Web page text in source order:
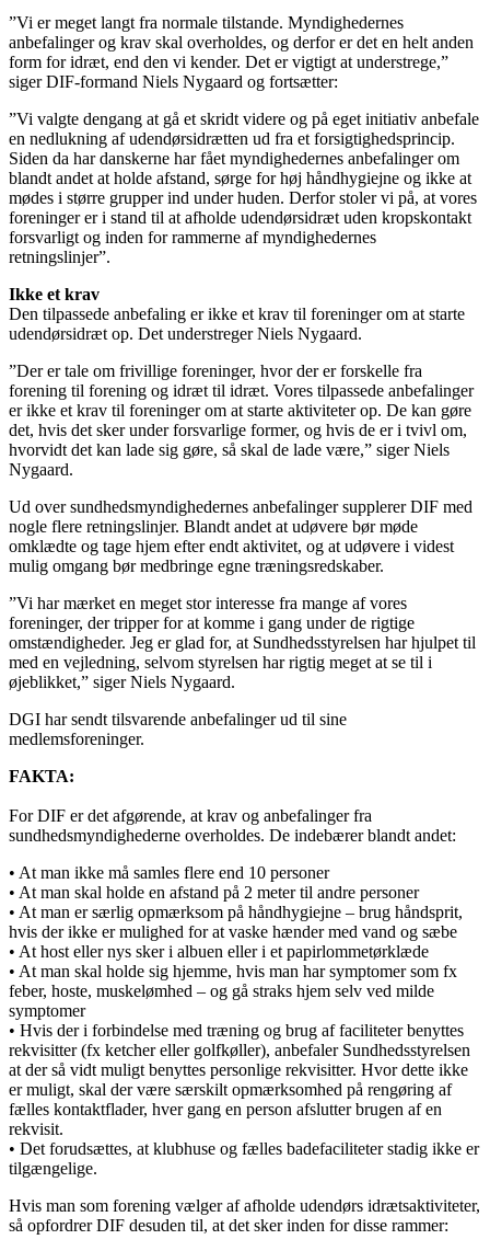
”Vi er meget langt fra normale tilstande. Myndighedernes
anbefalinger og krav skal overholdes, og derfor er det en helt anden
form for idræt, end den vi kender. Det er vigtigt at understrege,”
siger DIF-formand Niels Nygaard og fortsætter:
”Vi valgte dengang at gå et skridt videre og på eget initiativ anbefale
en nedlukning af udendørsidrætten ud fra et forsigtighedsprincip.
Siden da har danskerne har fået myndighedernes anbefalinger om
blandt andet at holde afstand, sørge for høj håndhygiejne og ikke at
mødes i større grupper ind under huden. Derfor stoler vi på, at vores
foreninger er i stand til at afholde udendørsidræt uden kropskontakt
forsvarligt og inden for rammerne af myndighedernes
retningslinjer”.
Ikke et krav
Den tilpassede anbefaling er ikke et krav til foreninger om at starte
udendørsidræt op. Det understreger Niels Nygaard.
”Der er tale om frivillige foreninger, hvor der er forskelle fra
forening til forening og idræt til idræt. Vores tilpassede anbefalinger
er ikke et krav til foreninger om at starte aktiviteter op. De kan gøre
det, hvis det sker under forsvarlige former, og hvis de er i tvivl om,
hvorvidt det kan lade sig gøre, så skal de lade være,” siger Niels
Nygaard.
Ud over sundhedsmyndighedernes anbefalinger supplerer DIF med
nogle flere retningslinjer. Blandt andet at udøvere bør møde
omklædte og tage hjem efter endt aktivitet, og at udøvere i videst
mulig omgang bør medbringe egne træningsredskaber.
”Vi har mærket en meget stor interesse fra mange af vores
foreninger, der tripper for at komme i gang under de rigtige
omstændigheder. Jeg er glad for, at Sundhedsstyrelsen har hjulpet til
med en vejledning, selvom styrelsen har rigtig meget at se til i
øjeblikket,” siger Niels Nygaard.
DGI har sendt tilsvarende anbefalinger ud til sine
medlemsforeninger.
FAKTA:
For DIF er det afgørende, at krav og anbefalinger fra
sundhedsmyndighederne overholdes. De indebærer blandt andet:
• At man ikke må samles flere end 10 personer
• At man skal holde en afstand på 2 meter til andre personer
• At man er særlig opmærksom på håndhygiejne – brug håndsprit,
hvis der ikke er mulighed for at vaske hænder med vand og sæbe
• At host eller nys sker i albuen eller i et papirlommetørklæde
• At man skal holde sig hjemme, hvis man har symptomer som fx
feber, hoste, muskelømhed – og gå straks hjem selv ved milde
symptomer
• Hvis der i forbindelse med træning og brug af faciliteter benyttes
rekvisitter (fx ketcher eller golfkøller), anbefaler Sundhedsstyrelsen
at der så vidt muligt benyttes personlige rekvisitter. Hvor dette ikke
er muligt, skal der være særskilt opmærksomhed på rengøring af
fælles kontaktflader, hver gang en person afslutter brugen af en
rekvisit.
• Det forudsættes, at klubhuse og fælles badefaciliteter stadig ikke er
tilgængelige.
Hvis man som forening vælger af afholde udendørs idrætsaktiviteter,
så opfordrer DIF desuden til, at det sker inden for disse rammer: